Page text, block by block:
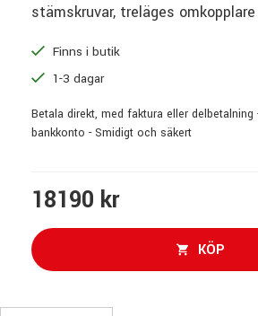
stämskruvar, treläges omkopplare
Finns i butik
1-3 dagar
Betala direkt, med faktura eller delbetalning
bankkonto - Smidigt och säkert
18190 kr
KÖP